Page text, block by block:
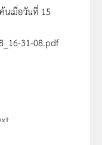
นเมื่อวันที่ 15
31-08.pdf